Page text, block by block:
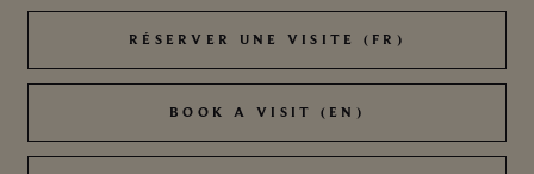
RÉSERVER UNE VISITE (FR)
RÉSERVER UNE VISITE (FR)
BOOK A VISIT (EN)
BOOK A VISIT (EN)